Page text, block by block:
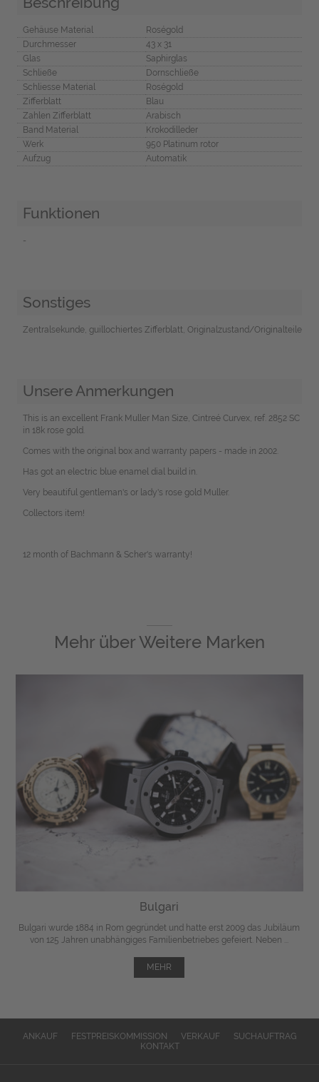
Gehäuse Material
Roségold
Durchmesser
43 x 31
Glas
Saphirglas
Schließe
Dornschließe
Schliesse Material
Roségold
Zifferblatt
Blau
Zahlen Zifferblatt
Arabisch
Band Material
Krokodilleder
Werk
950 Platinum rotor
Aufzug
Automatik
Funktionen
-
Sonstiges
Zentralsekunde, guillochiertes Zifferblatt, Originalzustand/Originalteile
Unsere Anmerkungen
This is an excellent Frank Muller Man Size, Cintreé Curvex, ref. 2852 SC
in 18k rose gold.
Comes with the original box and warranty papers - made in 2002.
Has got an electric blue enamel dial build in.
Very beautiful gentleman's or lady's rose gold Muller.
Collectors item!
12 month of Bachmann & Scher's warranty!
Mehr überWeitere Marken
Bulgari
Bulgari wurde 1884 in Rom gegründet und hatte erst 2009 das Jubiläum
von 125 Jahren unabhängiges Familienbetriebes gefeiert. Neben ...
MEHR
ANKAUF FESTPREISKOMMISSION VERKAUF
SUCHAUFTRAG
KONTAKT